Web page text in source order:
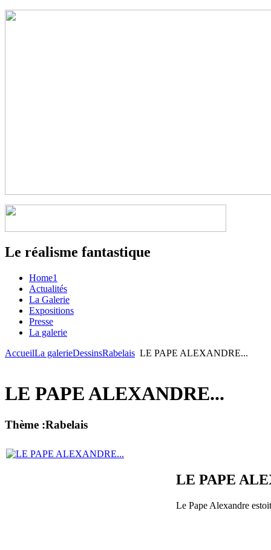
Le réalisme fantastique
Home1
Actualités
La Galerie
Expositions
Presse
La galerie
AccueilLa galerieDessinsRabelais LE PAPE ALEXANDRE...
LE PAPE ALEXANDRE...
Thème :Rabelais
LE PAPE
Le Pape Alexandre